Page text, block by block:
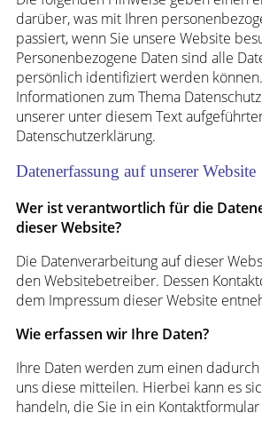
darüber, was mit Ihren
passiert, wenn Sie unsere Website
Personenbezogene Daten sind alle
persönlich identifiziert werden
Informationen zum Thema
unserer unter diesem Text
Datenschutzerklärung.
Datenerfassung auf unserer Website
Wer ist verantwortlich für die
dieser Website?
Die Datenverarbeitung auf dieser
den Websitebetreiber. Dessen
dem Impressum dieser Website
Wie erfassen wir Ihre Daten?
Ihre Daten werden zum einen
uns diese mitteilen. Hierbei kann es
handeln, die Sie in ein